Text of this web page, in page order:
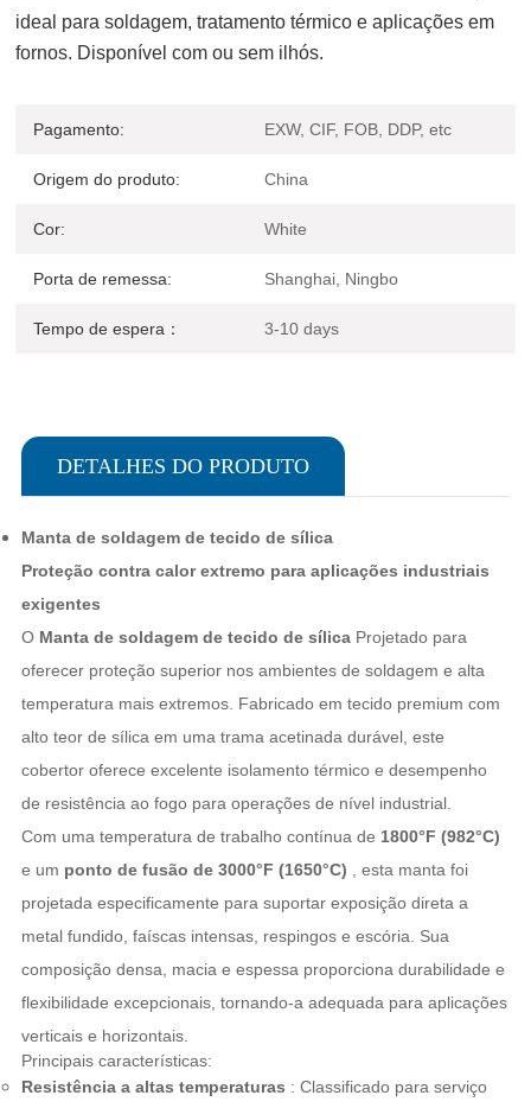
ideal para soldagem, tratamento térmico e aplicações em
fornos. Disponível com ou sem ilhós.
Pagamento: EXW, CIF, FOB, DDP, etc
Origem do produto: China
Cor: White
Porta de remessa: Shanghai, Ningbo
Tempo de espera： 3-10 days
DETALHES DO PRODUTO
Manta de soldagem de tecido de sílica
Proteção contra calor extremo para aplicações industriais
exigentes
O Manta de soldagem de tecido de sílica Projetado para
oferecer proteção superior nos ambientes de soldagem e alta
temperatura mais extremos. Fabricado em tecido premium com
alto teor de sílica em uma trama acetinada durável, este
cobertor oferece excelente isolamento térmico e desempenho
de resistência ao fogo para operações de nível industrial.
Com uma temperatura de trabalho contínua de 1800°F (982°C)
e um ponto de fusão de 3000°F (1650°C)
, esta manta foi
projetada especificamente para suportar exposição direta a
metal fundido, faíscas intensas, respingos e escória. Sua
composição densa, macia e espessa proporciona durabilidade e
flexibilidade excepcionais, tornando-a adequada para aplicações
verticais e horizontais.
Principais características:
Resistência a altas temperaturas : Classificado para serviço